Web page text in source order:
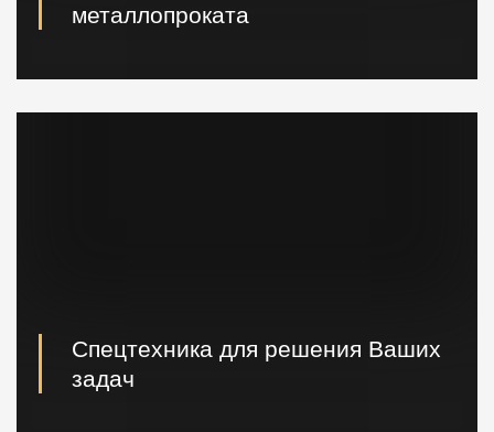
металлопроката
Спецтехника для решения Ваших
задач